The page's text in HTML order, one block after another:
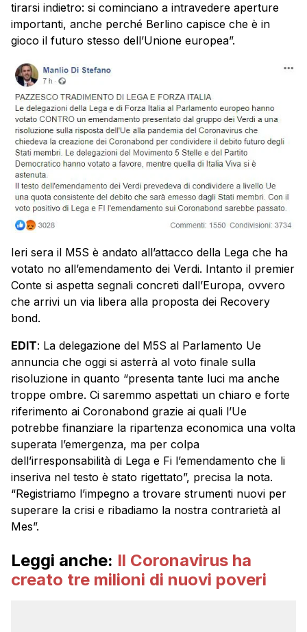
tirarsi indietro: si cominciano a intravedere aperture
importanti, anche perché Berlino capisce che è in
gioco il futuro stesso dell’Unione europea”.
Ieri sera il M5S è andato all’attacco della Lega che ha
votato no all’emendamento dei Verdi. Intanto il premier
Conte si aspetta segnali concreti dall’Europa, ovvero
che arrivi un via libera alla proposta dei Recovery
bond.
EDIT: La delegazione del M5S al Parlamento Ue
annuncia che oggi si asterrà al voto finale sulla
risoluzione in quanto “presenta tante luci ma anche
troppe ombre. Ci saremmo aspettati un chiaro e forte
riferimento ai Coronabond grazie ai quali l’Ue
potrebbe finanziare la ripartenza economica una volta
superata l’emergenza, ma per colpa
dell’irresponsabilità di Lega e Fi l’emendamento che li
inseriva nel testo è stato rigettato”, precisa la nota.
“Registriamo l’impegno a trovare strumenti nuovi per
superare la crisi e ribadiamo la nostra contrarietà al
Mes”.
Leggi anche: Il Coronavirus ha
creato tre milioni di nuovi poveri